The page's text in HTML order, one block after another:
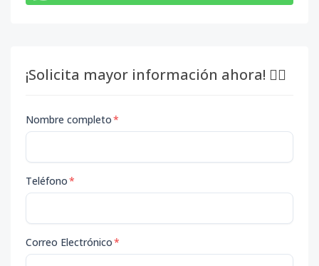
¡Solicita mayor información ahora! 👇🏽
Nombre completo*
Teléfono*
Correo Electrónico*